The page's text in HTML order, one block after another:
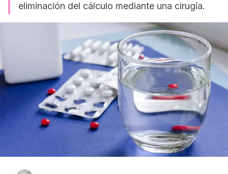
eliminación del cálculo mediante una cirugía.